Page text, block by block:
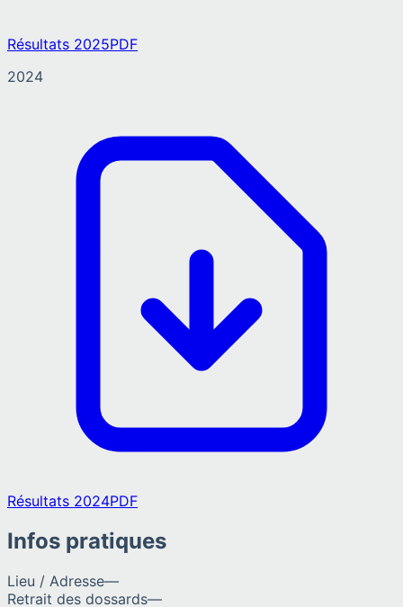
Résultats 2025PDF
2024
Résultats 2024PDF
Infos pratiques
Lieu / Adresse—
Retrait des dossards—